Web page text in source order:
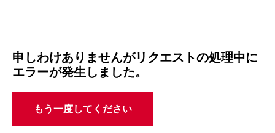
申しわけありませんがリクエストの処理中に
エラーが発生しました。
もう一度してください